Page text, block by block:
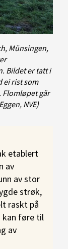
Münsingen,
Bildet er tatt i
ei rist som
går
NVE)
etablert
av
av stor
strøk,
raskt på
kan føre til
av